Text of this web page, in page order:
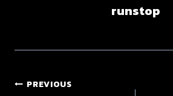
runstop
PREVIOUS